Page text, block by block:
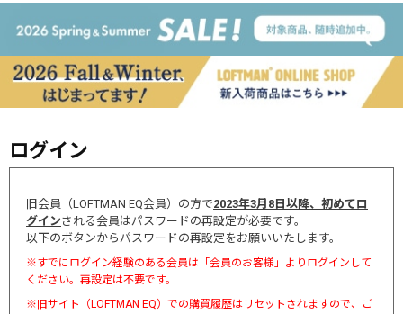
ログイン
旧会員（LOFTMAN EQ会員）の方で2023年3月8日以降、初めてロ
グインされる会員はパスワードの再設定が必要です。
以下のボタンからパスワードの再設定をお願いいたします。
※すでにログイン経験のある会員は「会員のお客様」よりログインして
ください。再設定は不要です。
※旧サイト（LOFTMAN EQ）での購買履歴はリセットされますので、ご